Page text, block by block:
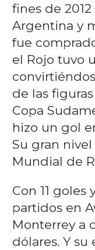
fines de
Argentina y
fue
el Rojo tuvo
de las
Copa
hizo un gol
Su gran
Mundial de
Con 11 goles
partidos en
Monterrey a
dólares. Y